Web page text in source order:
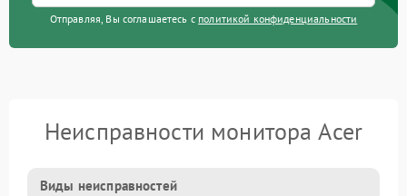
Отправляя, Вы соглашаетесь с политикой конфиденциальности
Неисправности монитора Acer
Виды неисправностей